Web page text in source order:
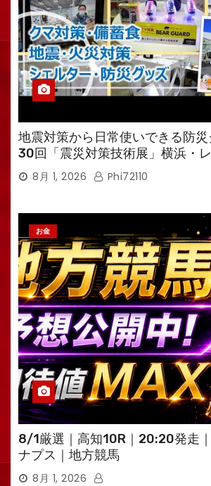
地震対策から日常使いできる防
30回「震災対策技術展」横浜・
えるTV・高荷智也］
8月 1, 2026 Phi72110
お金
8/1厳選｜高知10R｜20:20発走
ナプス｜地方競馬
8月 1, 2026